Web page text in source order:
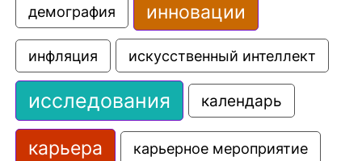
демография инновации
инфляция искусственный интеллект
исследования календарь
карьера карьерное мероприятие